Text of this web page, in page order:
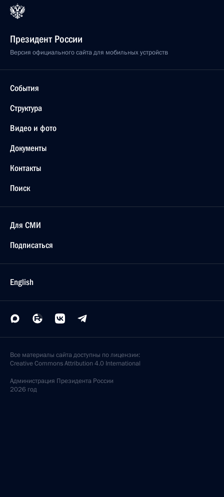
Президент России
Версия официального сайта для мобильных устройств
События
Структура
Видео и фото
Документы
Контакты
Поиск
Для СМИ
Подписаться
English
Все материалы сайта доступны по лицензии:
Creative Commons Attribution 4.0 International
Администрация Президента России
2026 год